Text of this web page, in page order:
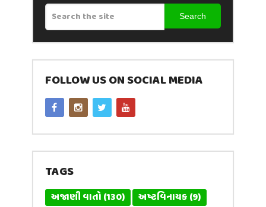
Search
FOLLOW US ON SOCIAL MEDIA
TAGS
અજાણી વાતો(130) અષ્ટવિનાયક(9)